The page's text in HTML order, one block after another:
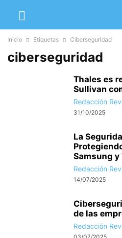
Inicio Etiquetas Ciberseguridad
ciberseguridad
Thales es
Sullivan
Redacción
31/10/2025
La
Samsung y
Redacción
14/07/2025
de las
Redacción